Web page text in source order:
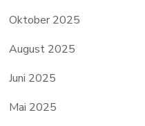
Oktober 2025
August 2025
Juni 2025
Mai 2025